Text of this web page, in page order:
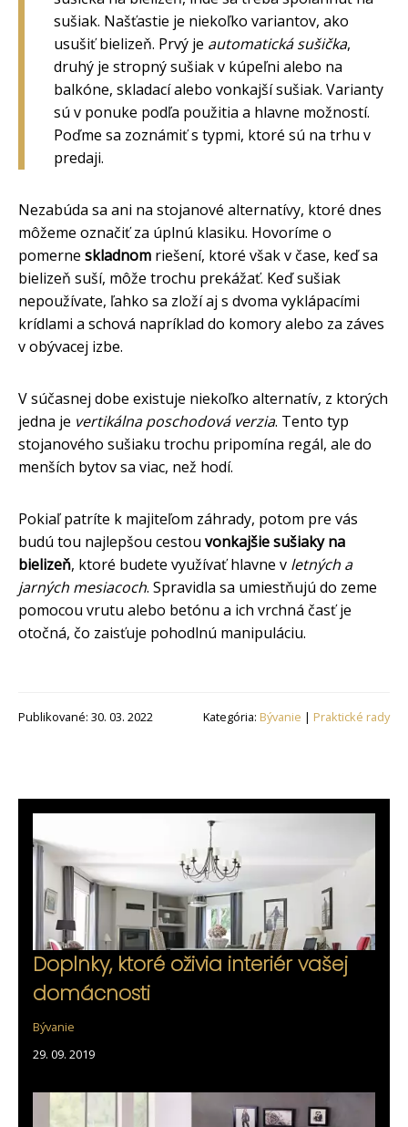
sušiak. Našťastie je niekoľko variantov, ako
usušiť bielizeň. Prvý je automatická sušička,
druhý je stropný sušiak v kúpeľni alebo na
balkóne, skladací alebo vonkajší sušiak. Varianty
sú v ponuke podľa použitia a hlavne možností.
Poďme sa zoznámiť s typmi, ktoré sú na trhu v
predaji.
Nezabúda sa ani na stojanové alternatívy, ktoré dnes
môžeme označiť za úplnú klasiku. Hovoríme o
pomerne skladnom riešení, ktoré však v čase, keď sa
bielizeň suší, môže trochu prekážať. Keď sušiak
nepoužívate, ľahko sa zloží aj s dvoma vyklápacími
krídlami a schová napríklad do komory alebo za záves
v obývacej izbe.
V súčasnej dobe existuje niekoľko alternatív, z ktorých
jedna je vertikálna poschodová verzia. Tento typ
stojanového sušiaku trochu pripomína regál, ale do
menších bytov sa viac, než hodí.
Pokiaľ patríte k majiteľom záhrady, potom pre vás
budú tou najlepšou cestou vonkajšie sušiaky na
bielizeň, ktoré budete využívať hlavne v letných a
jarných mesiacoch. Spravidla sa umiestňujú do zeme
pomocou vrutu alebo betónu a ich vrchná časť je
otočná, čo zaisťuje pohodlnú manipuláciu.
Publikované: 30. 03. 2022 Kategória: Bývanie | Praktické rady
Doplnky, ktoré oživia interiér vašej
domácnosti
Bývanie
29. 09. 2019